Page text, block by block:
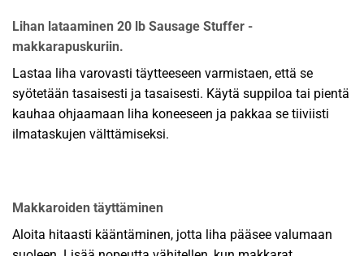
Lihan lataaminen 20 lb Sausage Stuffer -
makkarapuskuriin.
Lastaa liha varovasti täytteeseen varmistaen, että se
syötetään tasaisesti ja tasaisesti. Käytä suppiloa tai pientä
kauhaa ohjaamaan liha koneeseen ja pakkaa se tiiviisti
ilmataskujen välttämiseksi.
Makkaroiden täyttäminen
Aloita hitaasti kääntäminen, jotta liha pääsee valumaan